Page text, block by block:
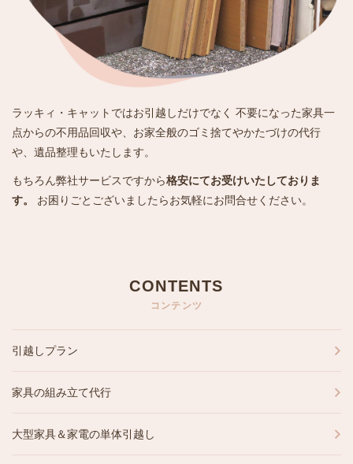
ラッキィ・キャットではお引越しだけでなく 不要になった家具一
点からの不用品回収や、お家全般のゴミ捨てやかたづけの代行
や、遺品整理もいたします。
もちろん弊社サービスですから格安にてお受けいたしておりま
す。
お困りごとございましたらお気軽にお問合せください。
CONTENTS
コンテンツ
引越しプラン
家具の組み立て代行
大型家具＆家電の単体引越し